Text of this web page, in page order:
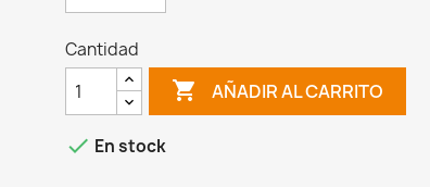
Cantidad
 AÑADIR AL CARRITO
 En stock